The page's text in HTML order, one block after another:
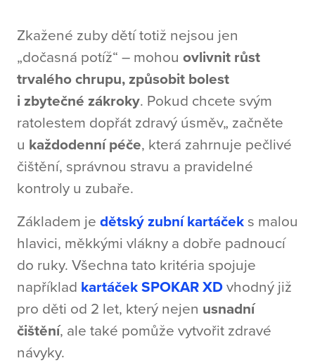
Zkažené zuby dětí totiž nejsou jen
„dočasná potíž“ – mohou ovlivnit růst
trvalého chrupu, způsobit bolest
i zbytečné zákroky. Pokud chcete svým
ratolestem dopřát zdravý úsměv„ začněte
u každodenní péče, která zahrnuje pečlivé
čištění, správnou stravu a pravidelné
kontroly u zubaře.
Základem je dětský zubní kartáček s malou
hlavici, měkkými vlákny a dobře padnoucí
do ruky. Všechna tato kritéria spojuje
například kartáček SPOKAR XDvhodný již
pro děti od 2 let, který nejen usnadní
čištění, ale také pomůže vytvořit zdravé
návyky.